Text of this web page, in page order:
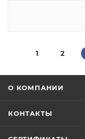
1 2
О КОМПАНИИ
КОНТАКТЫ